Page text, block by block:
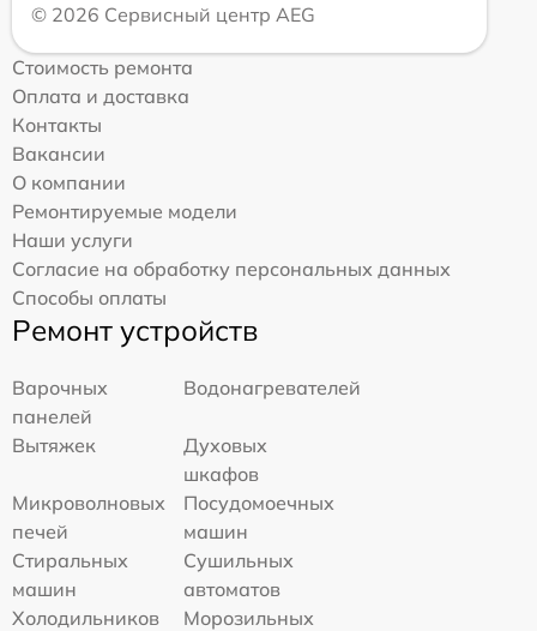
© 2026 Сервисный центр AEG
Стоимость ремонта
Оплата и доставка
Контакты
Вакансии
О компании
Ремонтируемые модели
Наши услуги
Согласие на обработку персональных данных
Способы оплаты
Ремонт устройств
Варочных
панелей
Водонагревателей
Вытяжек
Духовых
шкафов
Микроволновых
печей
Посудомоечных
машин
Стиральных
машин
Сушильных
автоматов
Холодильников
Морозильных